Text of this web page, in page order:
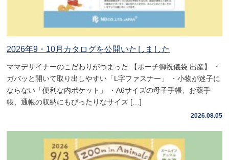
2026年9・10月カタログを公開いたしました
ママデザイナーのこだわりがつまった 【ポーチ御祝儀袋 出産】 ・
ガバッと開いて取り出しやすい「L字ファスナー」 ・小物が迷子に
ならない「便利な内ポケット」 ・A6サイズの母子手帳、お薬手
帳、通帳の収納にもぴったりなサイズ […]
2026.08.05